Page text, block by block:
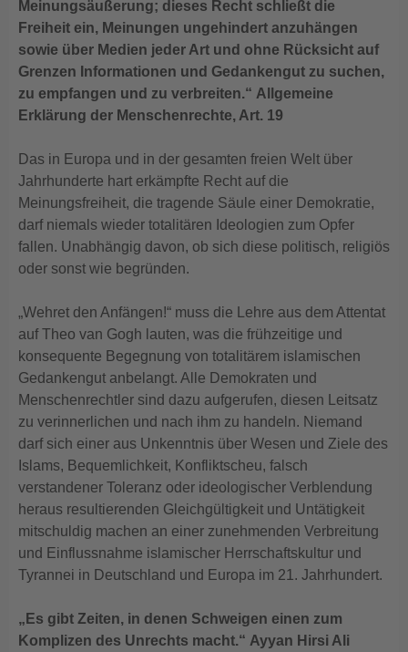
Meinungsäußerung; dieses Recht schließt die
Freiheit ein, Meinungen ungehindert anzuhängen
sowie über Medien jeder Art und ohne Rücksicht auf
Grenzen Informationen und Gedankengut zu suchen,
zu empfangen und zu verbreiten.“ Allgemeine
Erklärung der Menschenrechte, Art. 19
Das in Europa und in der gesamten freien Welt über
Jahrhunderte hart erkämpfte Recht auf die
Meinungsfreiheit, die tragende Säule einer Demokratie,
darf niemals wieder totalitären Ideologien zum Opfer
fallen. Unabhängig davon, ob sich diese politisch, religiös
oder sonst wie begründen.
„Wehret den Anfängen!“ muss die Lehre aus dem Attentat
auf Theo van Gogh lauten, was die frühzeitige und
konsequente Begegnung von totalitärem islamischen
Gedankengut anbelangt. Alle Demokraten und
Menschenrechtler sind dazu aufgerufen, diesen Leitsatz
zu verinnerlichen und nach ihm zu handeln. Niemand
darf sich einer aus Unkenntnis über Wesen und Ziele des
Islams, Bequemlichkeit, Konfliktscheu, falsch
verstandener Toleranz oder ideologischer Verblendung
heraus resultierenden Gleichgültigkeit und Untätigkeit
mitschuldig machen an einer zunehmenden Verbreitung
und Einflussnahme islamischer Herrschaftskultur und
Tyrannei in Deutschland und Europa im 21. Jahrhundert.
„Es gibt Zeiten, in denen Schweigen einen zum
Komplizen des Unrechts macht.“ Ayyan Hirsi Ali